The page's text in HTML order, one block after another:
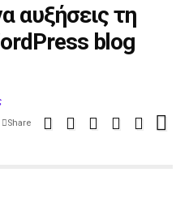
αυξήσεις τη
blog
Share